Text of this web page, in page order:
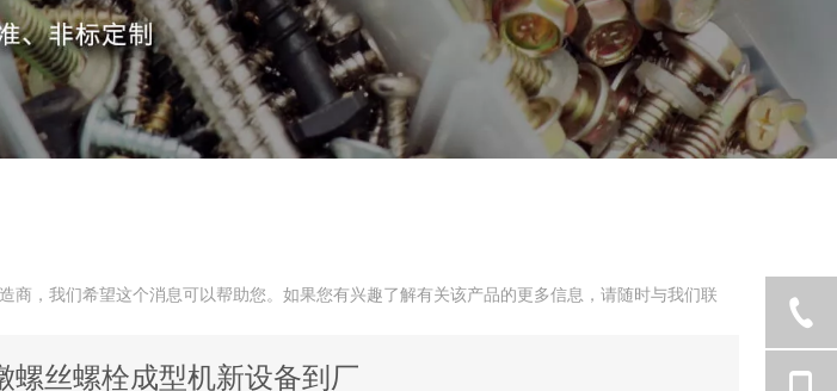
，我们希望这个消息可以帮助您。如果您有兴趣了解有关该产品的更多信息，请随时与我们联
螺丝螺栓成型机新设备到厂